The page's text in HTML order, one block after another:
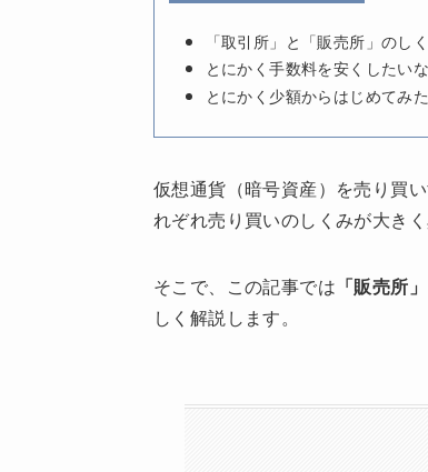
「取引所」と「販売所」のし
とにかく手数料を安くしたい
とにかく少額からはじめてみ
仮想通貨（暗号資産）を売り買
れぞれ売り買いのしくみが大きく
そこで、この記事では 「販売所
しく解説します。